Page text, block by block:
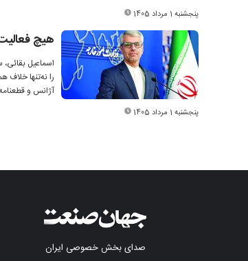
پنجشنبه 1 مرداد 1405
هیچ
اسماعیل
را نه‌تنها
آژانس و
پنجشنبه 1 مرداد 1405
صدای بخش خصوصی ایران